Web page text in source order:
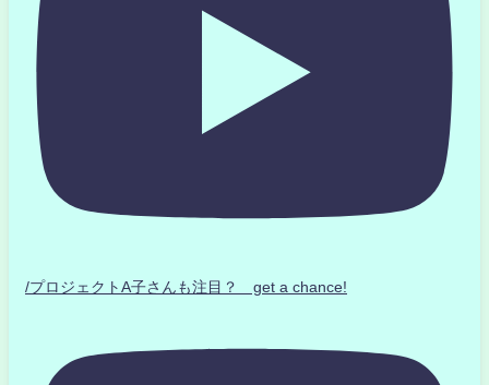
/プロジェクトA子さんも注目？ get a chance!